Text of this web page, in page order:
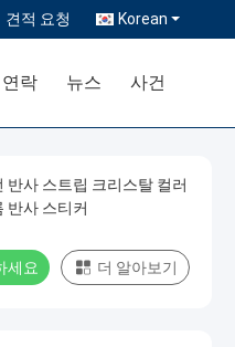
견적 요청 Korean
락 뉴스 사건
반사 스트립 크리스탈 컬러
반사 스티커
세요 더 알아보기